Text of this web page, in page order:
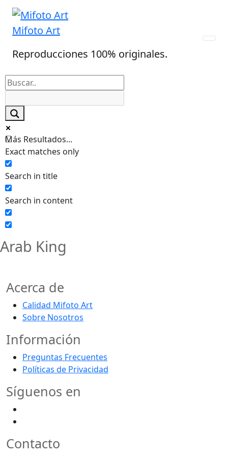
Skip
content
Mifoto Art
Reproducciones 100% originales.
Más Resultados...
Exact matches only
Search in title
Search in content
Arab King
Acerca de
Calidad Mifoto Art
Sobre Nosotros
Información
Preguntas Frecuentes
Políticas de Privacidad
Síguenos en
Contacto